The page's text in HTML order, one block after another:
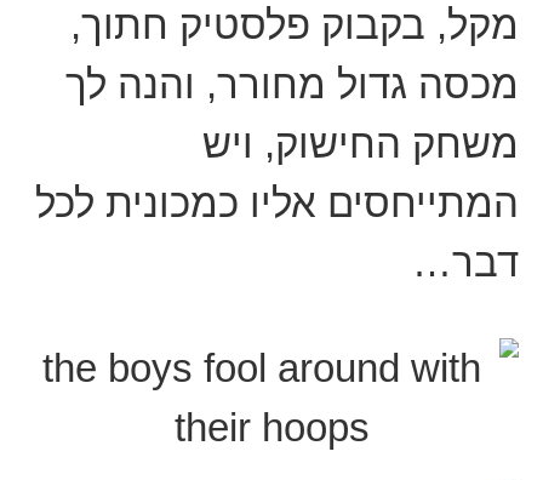
מקל, בקבוק פלסטיק חתוך,
מכסה גדול מחורר, והנה לך
משחק החישוק, ויש
המתייחסים אליו כמכונית לכל
דבר…